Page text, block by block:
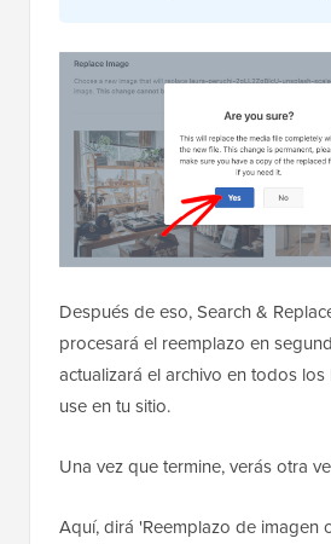
Después de eso, Search &
procesará el reemplazo en
actualizará el archivo en todos
use en tu sitio.
Una vez que termine, verás otra
Aquí, dirá 'Reemplazo de imagen